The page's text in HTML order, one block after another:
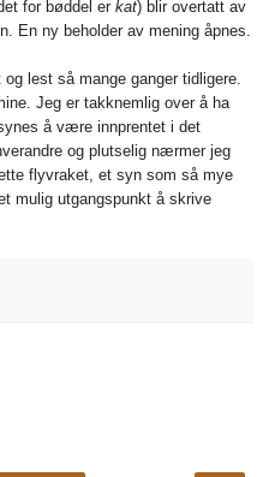
for bøddel er kat) blir overtatt av
En ny beholder av mening åpnes.
lest så mange ganger tidligere.
Jeg er takknemlig over å ha
å være innprentet i det
og plutselig nærmer jeg
flyvraket, et syn som så mye
mulig utgangspunkt å skrive